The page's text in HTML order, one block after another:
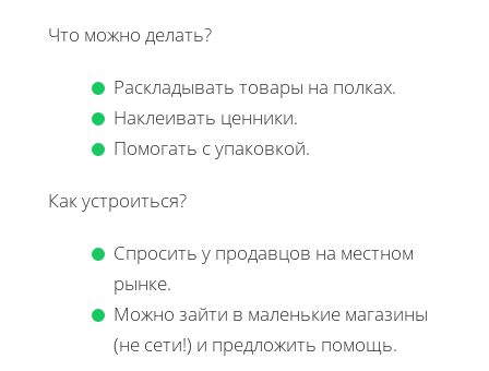
Что можно делать?
Раскладывать товары на полках.
Наклеивать ценники.
Помогать с упаковкой.
Как устроиться?
Спросить у продавцов на местном
рынке.
Можно зайти в маленькие магазины
(не сети!) и предложить помощь.